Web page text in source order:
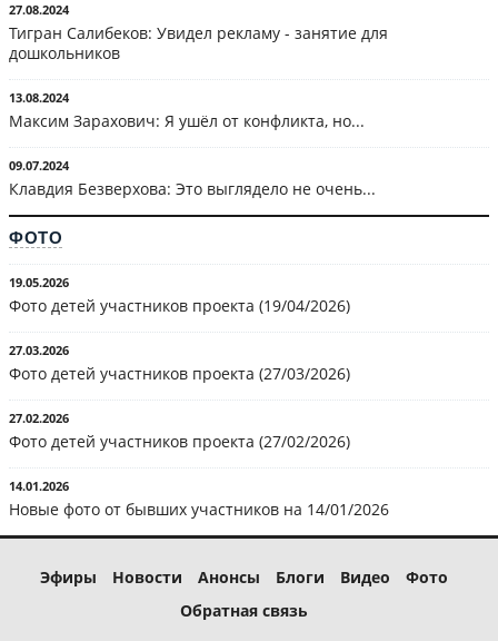
27.08.2024
Тигран Салибеков: Увидел рекламу - занятие для
дошкольников
13.08.2024
Максим Зарахович: Я ушёл от конфликта, но...
09.07.2024
Клавдия Безверхова: Это выглядело не очень...
ФОТО
19.05.2026
Фото детей участников проекта (19/04/2026)
27.03.2026
Фото детей участников проекта (27/03/2026)
27.02.2026
Фото детей участников проекта (27/02/2026)
14.01.2026
Новые фото от бывших участников на 14/01/2026
Эфиры Новости Анонсы Блоги Видео
Фото
Обратная связь